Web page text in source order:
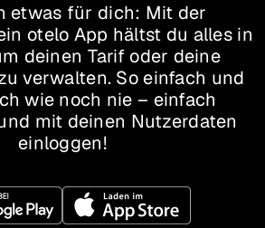
etwas für dich: Mit der
otelo App hältst du alles in
deinen Tarif oder deine
verwalten. So einfach und
wie noch nie – einfach
mit deinen Nutzerdaten
einloggen!